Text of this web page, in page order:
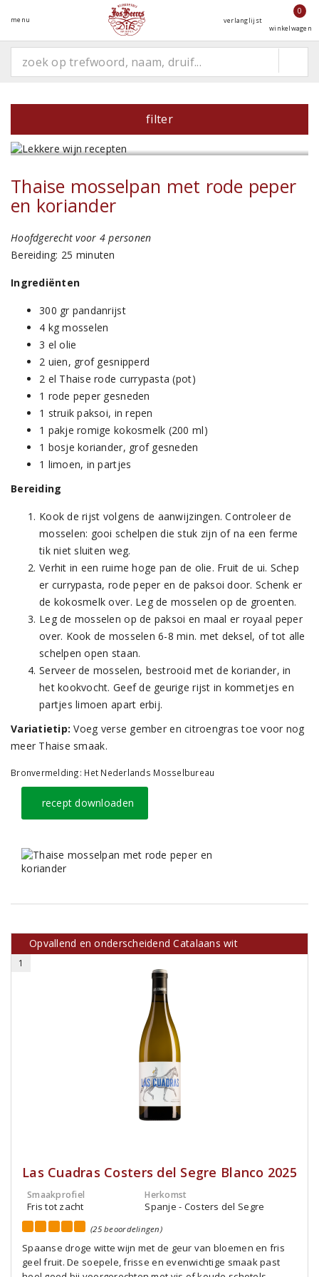
menu verlanglijst
0
winkelwagen
filter
Thaise mosselpan met rode peper
en koriander
Hoofdgerecht voor 4 personen
Bereiding: 25 minuten
Ingrediënten
300 gr pandanrijst
4 kg mosselen
3 el olie
2 uien, grof gesnipperd
2 el Thaise rode currypasta (pot)
1 rode peper gesneden
1 struik paksoi, in repen
1 pakje romige kokosmelk (200 ml)
1 bosje koriander, grof gesneden
1 limoen, in partjes
Bereiding
Kook de rijst volgens de aanwijzingen. Controleer de
mosselen: gooi schelpen die stuk zijn of na een ferme
tik niet sluiten weg.
Verhit in een ruime hoge pan de olie. Fruit de ui. Schep
er currypasta, rode peper en de paksoi door. Schenk er
de kokosmelk over. Leg de mosselen op de groenten.
Leg de mosselen op de paksoi en maal er royaal peper
over. Kook de mosselen 6-8 min. met deksel, of tot alle
schelpen open staan.
Serveer de mosselen, bestrooid met de koriander, in
het kookvocht. Geef de geurige rijst in kommetjes en
partjes limoen apart erbij.
Variatietip: Voeg verse gember en citroengras toe voor nog
meer Thaise smaak.
Bronvermelding: Het Nederlands Mosselbureau
recept downloaden
Opvallend en onderscheidend Catalaans wit
1
Las Cuadras Costers del Segre Blanco 2025
Smaakprofiel
Fris tot zacht
Herkomst
Spanje - Costers del Segre
(25 beoordelingen)
Spaanse droge witte wijn met de geur van bloemen en fris
geel fruit. De soepele, frisse en evenwichtige smaak past